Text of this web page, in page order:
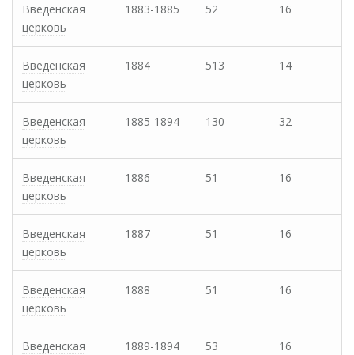
Введенская
церковь
1883-1885 52 16
Введенская
церковь
1884 513 14
Введенская
церковь
1885-1894 130 32
Введенская
церковь
1886 51 16
Введенская
церковь
1887 51 16
Введенская
церковь
1888 51 16
Введенская
1889-1894 53 16